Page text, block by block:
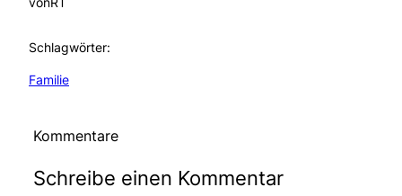
Schlagwörter:
Familie
Kommentare
Schreibe einen Kommentar